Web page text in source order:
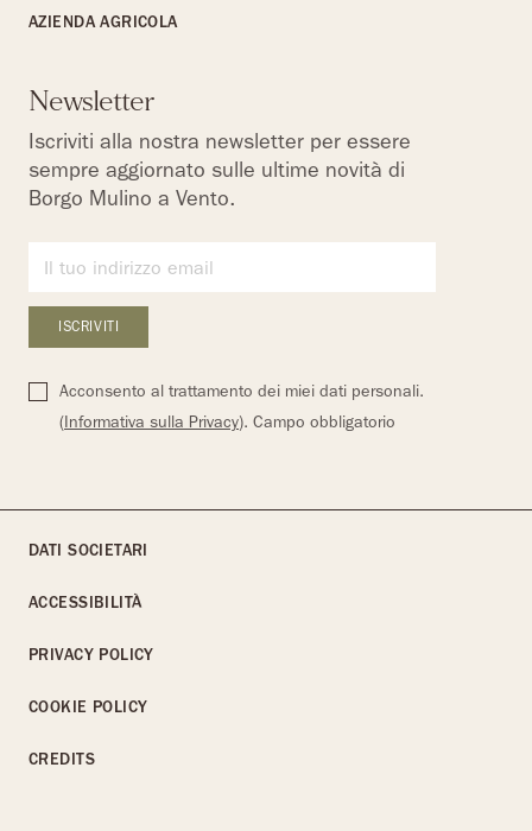
AZIENDA AGRICOLA
Newsletter
Iscriviti alla nostra newsletter per essere
sempre aggiornato sulle ultime novità di
Borgo Mulino a Vento.
Acconsento al trattamento dei miei dati personali.
(Informativa sulla Privacy). Campo obbligatorio
DATI SOCIETARI
ACCESSIBILITÀ
PRIVACY POLICY
COOKIE POLICY
CREDITS